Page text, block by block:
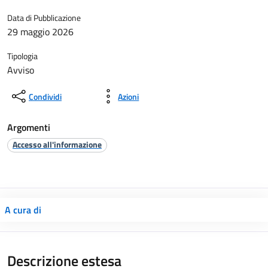
Data di Pubblicazione
29 maggio 2026
Tipologia
Avviso
Condividi Azioni
Argomenti
Accesso all'informazione
A cura di
Descrizione estesa